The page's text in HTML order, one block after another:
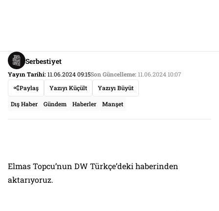
Serbestiyet
Yayın Tarihi:11.06.2024 09:15Son Güncelleme:11.06.2024 10:07
Paylaş
Yazıyı Küçült Yazıyı Büyüt
Dış Haber Gündem Haberler Manşet
Elmas Topcu’nun DW Türkçe’deki haberinden
aktarıyoruz.